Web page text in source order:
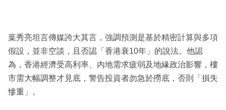
葉秀亮坦言傳媒誇大其言，強調預測是基於精密計算與多項
假設，並非空談，且否認「香港衰10年」的說法。他認
為，香港經濟受高利率、內地需求疲弱及地緣政治影響，樓
市需大幅調整才見底，警告投資者勿急於撈底，否則「損失
慘重」。